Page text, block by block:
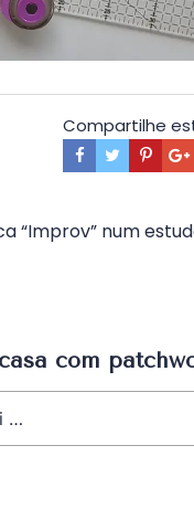
Compartilhe
“Improv” num
com